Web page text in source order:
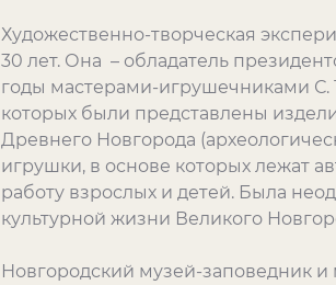
Художественно-творческая
30 лет. Она – обладатель
годы мастерами-игрушечниками С.
которых были представлены
Древнего Новгорода
игрушки, в основе которых лежат
работу взрослых и детей. Была
культурной жизни Великого
Новгородский музей-заповедник и